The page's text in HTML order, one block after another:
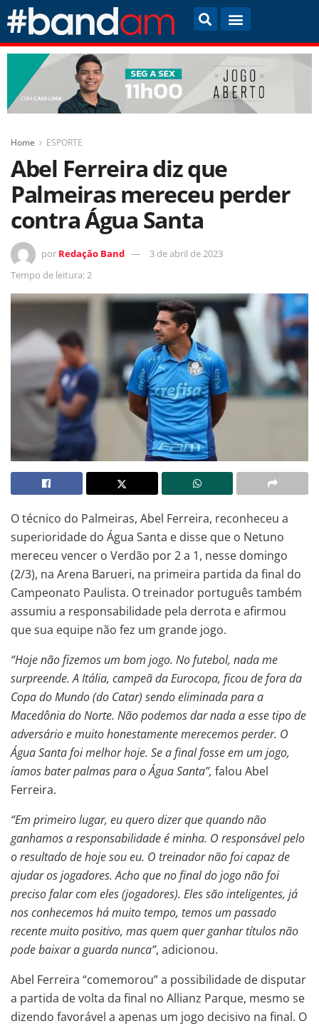
Home ESPORTE
Abel Ferreira diz que
Palmeiras mereceu perder
contra Água Santa
por Redação Band
3 de abril de 2023
Tempo de leitura: 2
O técnico do Palmeiras, Abel Ferreira, reconheceu a
superioridade do Água Santa e disse que o Netuno
mereceu vencer o Verdão por 2 a 1, nesse domingo
(2/3), na Arena Barueri, na primeira partida da final do
Campeonato Paulista. O treinador português também
assumiu a responsabilidade pela derrota e afirmou
que sua equipe não fez um grande jogo.
“Hoje não fizemos um bom jogo. No futebol, nada me
surpreende. A Itália, campeã da Eurocopa, ficou de fora da
Copa do Mundo (do Catar) sendo eliminada para a
Macedônia do Norte. Não podemos dar nada a esse tipo de
adversário e muito honestamente merecemos perder. O
Água Santa foi melhor hoje. Se a final fosse em um jogo,
íamos bater palmas para o Água Santa”, falou Abel
Ferreira.
“Em primeiro lugar, eu quero dizer que quando não
ganhamos a responsabilidade é minha. O responsável pelo
o resultado de hoje sou eu. O treinador não foi capaz de
ajudar os jogadores. Acho que no final do jogo não foi
preciso falar com eles (jogadores). Eles são inteligentes, já
nos conhecemos há muito tempo, temos um passado
recente muito positivo, mas quem quer ganhar títulos não
pode baixar a guarda nunca”, adicionou.
Abel Ferreira “comemorou” a possibilidade de disputar
a partida de volta da final no Allianz Parque, mesmo se
dizendo favorável a apenas um jogo decisivo na final. O